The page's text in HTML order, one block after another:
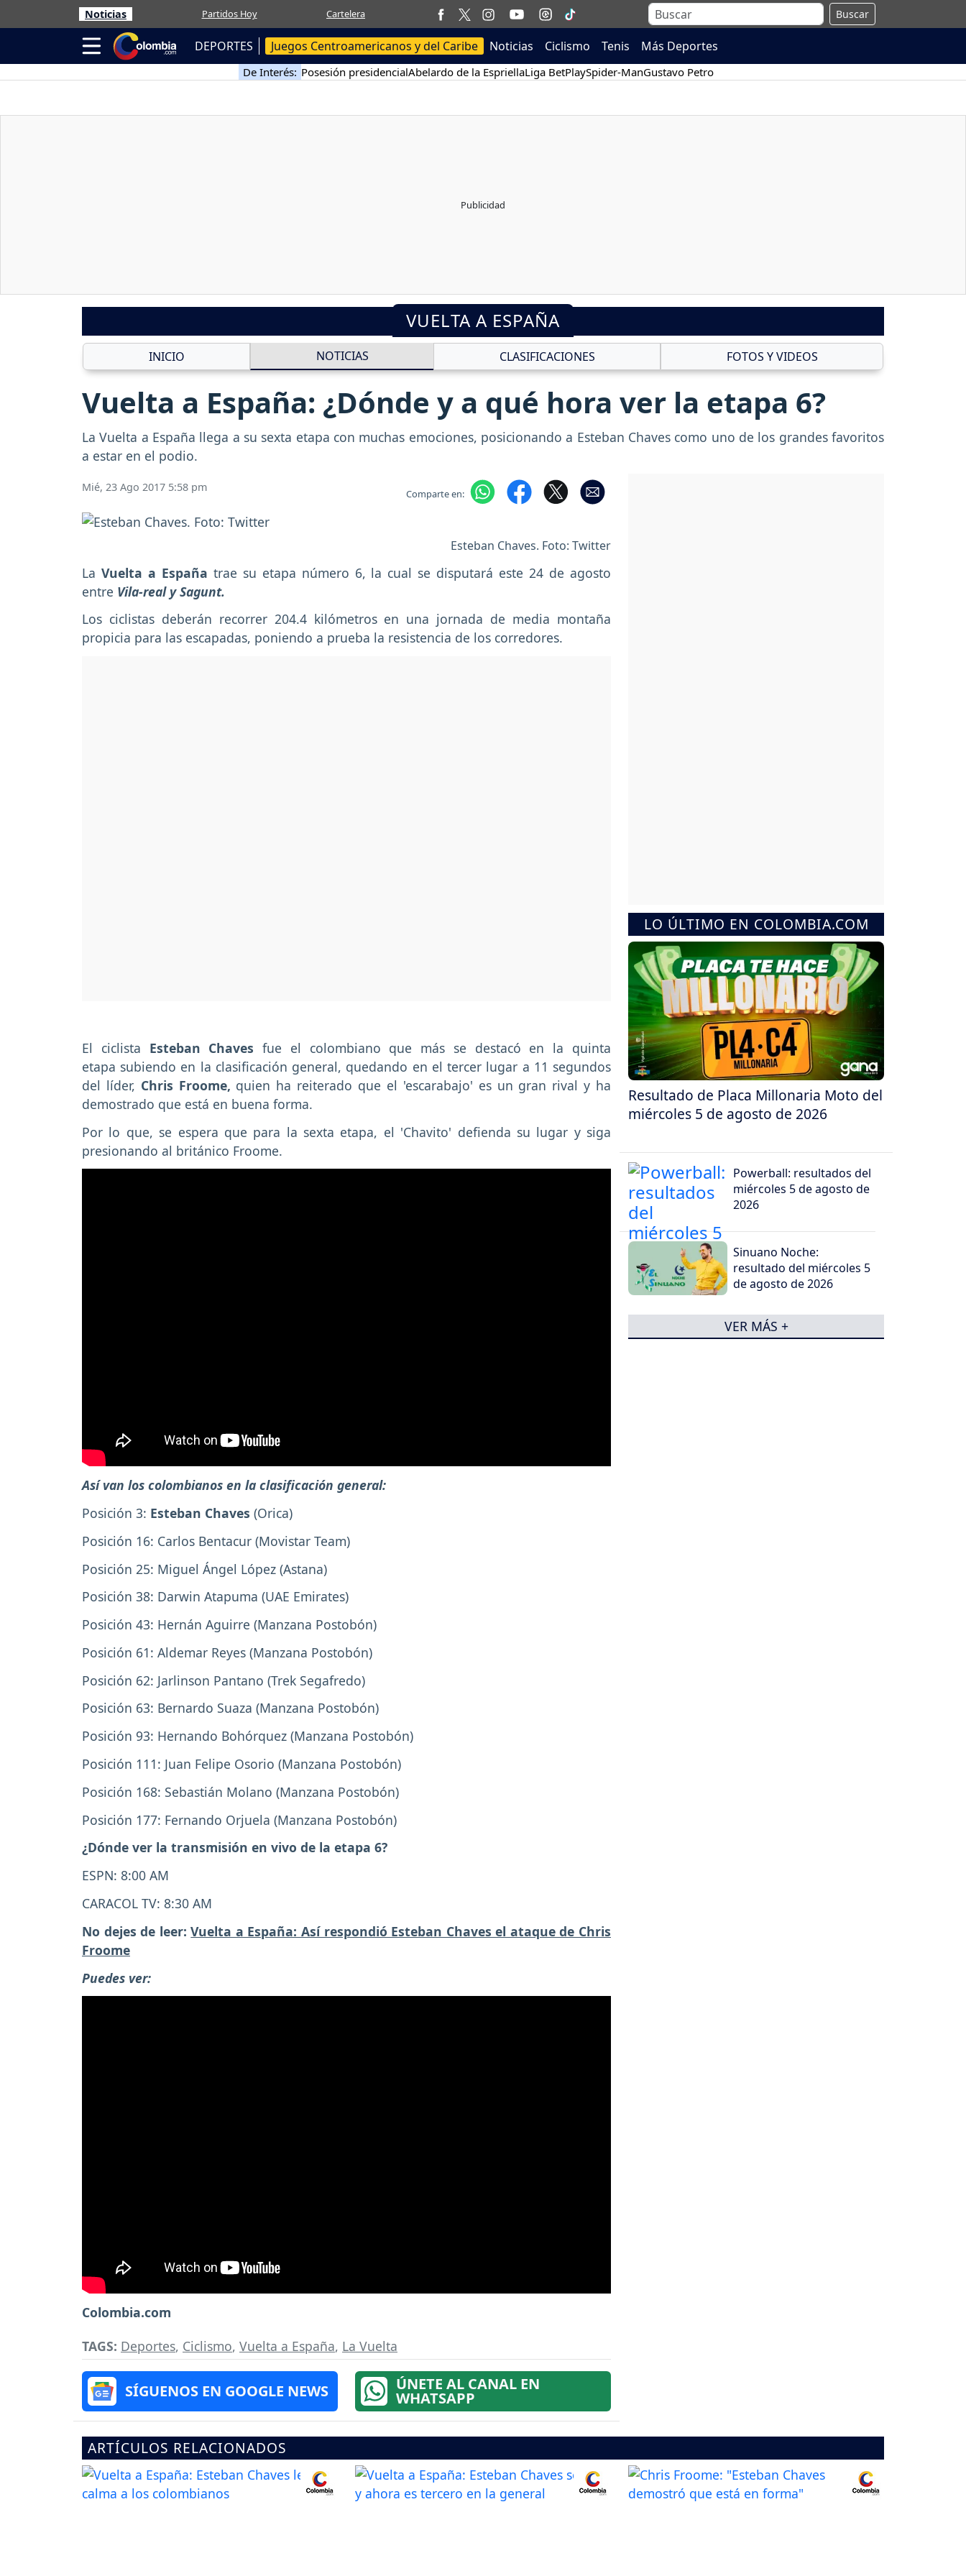
Noticias Partidos Hoy Cartelera Buscar
DEPORTES Juegos Centroamericanos y del Caribe Noticias Ciclismo Tenis Más Deportes
De Interés: Posesión presidencialAbelardo de la EspriellaLiga BetPlaySpider-ManGustavo Petro
VUELTA A ESPAÑA
INICIO NOTICIAS CLASIFICACIONES FOTOS Y VIDEOS
Vuelta a España: ¿Dónde y a qué hora ver la etapa 6?
La Vuelta a España llega a su sexta etapa con muchas emociones, posicionando a Esteban Chaves como uno de los grandes favoritos
a estar en el podio.
Mié, 23 Ago 2017 5:58 pm Comparte en:
Esteban Chaves. Foto: Twitter
La Vuelta a España trae su etapa número 6, la cual se disputará este 24 de agosto
entre Vila-real y Sagunt.
Los ciclistas deberán recorrer 204.4 kilómetros en una jornada de media montaña
propicia para las escapadas, poniendo a prueba la resistencia de los corredores.
El ciclista Esteban Chaves fue el colombiano que más se destacó en la quinta
etapa subiendo en la clasificación general, quedando en el tercer lugar a 11 segundos
del líder, Chris Froome, quien ha reiterado que el 'escarabajo' es un gran rival y ha
demostrado que está en buena forma.
Por lo que, se espera que para la sexta etapa, el 'Chavito' defienda su lugar y siga
presionando al británico Froome.
Así van los colombianos en la clasificación general:
Posición 3: Esteban Chaves (Orica)
Posición 16: Carlos Bentacur (Movistar Team)
Posición 25: Miguel Ángel López (Astana)
Posición 38: Darwin Atapuma (UAE Emirates)
Posición 43: Hernán Aguirre (Manzana Postobón)
Posición 61: Aldemar Reyes (Manzana Postobón)
Posición 62: Jarlinson Pantano (Trek Segafredo)
Posición 63: Bernardo Suaza (Manzana Postobón)
Posición 93: Hernando Bohórquez (Manzana Postobón)
Posición 111: Juan Felipe Osorio (Manzana Postobón)
Posición 168: Sebastián Molano (Manzana Postobón)
Posición 177: Fernando Orjuela (Manzana Postobón)
¿Dónde ver la transmisión en vivo de la etapa 6?
ESPN: 8:00 AM
CARACOL TV: 8:30 AM
No dejes de leer:Vuelta a España: Así respondió Esteban Chaves el ataque de Chris
Froome
Puedes ver:
Colombia.com
TAGS: Deportes, Ciclismo, Vuelta a España, La Vuelta
SÍGUENOS EN GOOGLE NEWS ÚNETE AL CANAL EN
WHATSAPP
LO ÚLTIMO EN COLOMBIA.COM
Resultado de Placa Millonaria Moto del
miércoles 5 de agosto de 2026
Powerball: resultados del
miércoles 5 de agosto de
2026
Sinuano Noche:
resultado del miércoles 5
de agosto de 2026
VER MÁS +
ARTÍCULOS RELACIONADOS